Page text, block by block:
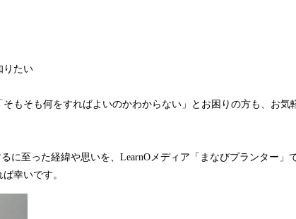
りたい
もそも何をすればよいのかわからない」とお困りの方も、お気
に至った経緯や思いを、LearnOメディア「まなびプランター」
幸いです。